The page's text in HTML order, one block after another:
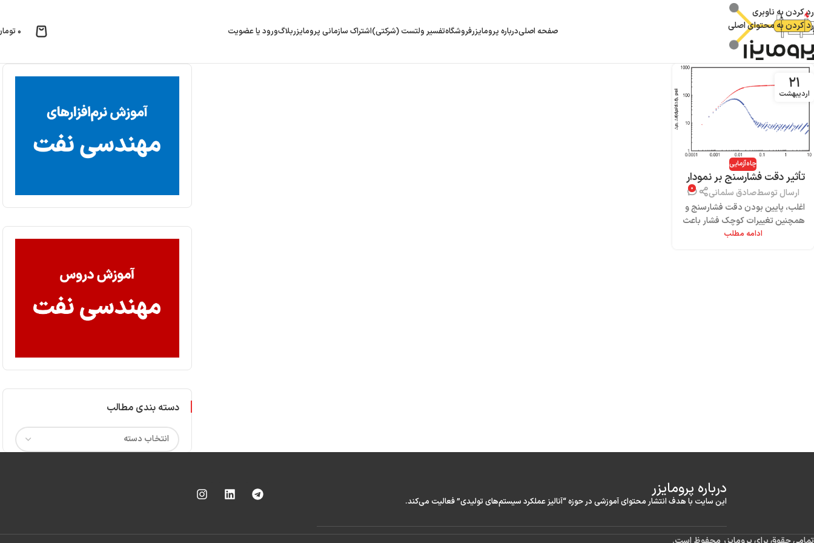
رد کردن به ناوبری
رد کردن به محتوای اصلی
صفحه اصلیدرباره پرومایزرفروشگاهتفسیر ولتست (شرکتی)اشتراک سازمانی پرومایزربلاگورود یا عضویت ۰
۲۱
اردیبهشت
چاه‌آزمایی
تأثیر دقت فشارسنج بر نمودار
مشتق فشار
ارسال توسطصادق سلمانی ۰
اغلب، پایین بودن دقت فشارسنج و
همچنین تغییرات کوچک فشار باعث
می‌شوند که منحنی مشتق فشار به
ادامه مطلب
دسته بندی مطالب
درباره‌ پرومایزر
این سایت با هدف انتشار محتوای آموزشی در حوزه “آنالیز عملکرد سیستم‌های تولیدی” فعالیت می‌کند.